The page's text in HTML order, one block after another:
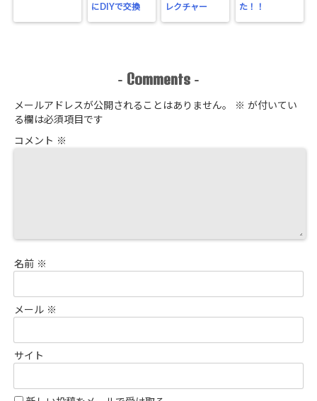
にDIYで交換
レクチャー
た！！
- Comments -
メールアドレスが公開されることはありません。 ※ が付いてい
る欄は必須項目です
コメント ※
名前 ※
メール ※
サイト